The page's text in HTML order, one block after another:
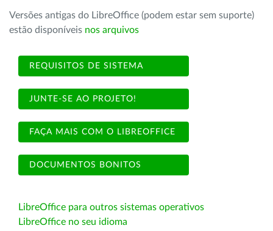
Versões antigas do LibreOffice (podem estar sem suporte)
estão disponíveis nos arquivos
REQUISITOS DE SISTEMA
JUNTE-SE AO PROJETO!
FAÇA MAIS COM O LIBREOFFICE
DOCUMENTOS BONITOS
LibreOffice para outros sistemas operativos
LibreOffice no seu idioma